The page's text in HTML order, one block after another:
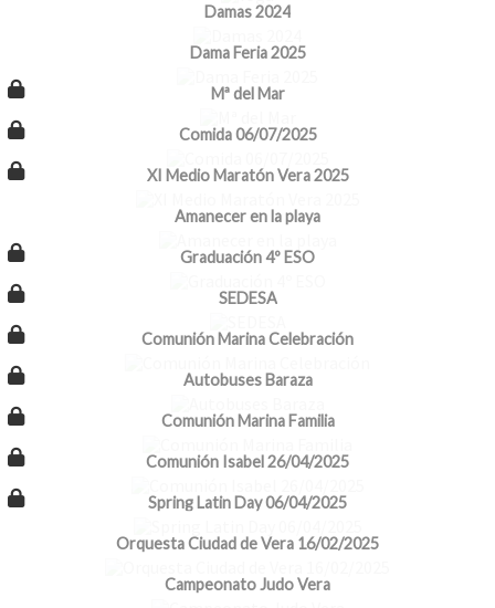
Damas 2024
Dama Feria 2025
Mª del Mar
Comida 06/07/2025
XI Medio Maratón Vera 2025
Amanecer en la playa
Graduación 4º ESO
SEDESA
Comunión Marina Celebración
Autobuses Baraza
Comunión Marina Familia
Comunión Isabel 26/04/2025
Spring Latin Day 06/04/2025
Orquesta Ciudad de Vera 16/02/2025
Campeonato Judo Vera